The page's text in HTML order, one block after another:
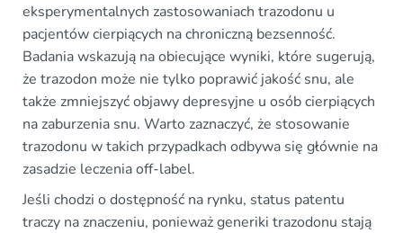
eksperymentalnych zastosowaniach trazodonu u
pacjentów cierpiących na chroniczną bezsenność.
Badania wskazują na obiecujące wyniki, które sugerują,
że trazodon może nie tylko poprawić jakość snu, ale
także zmniejszyć objawy depresyjne u osób cierpiących
na zaburzenia snu. Warto zaznaczyć, że stosowanie
trazodonu w takich przypadkach odbywa się głównie na
zasadzie leczenia off-label.
Jeśli chodzi o dostępność na rynku, status patentu
traczy na znaczeniu, ponieważ generiki trazodonu stają